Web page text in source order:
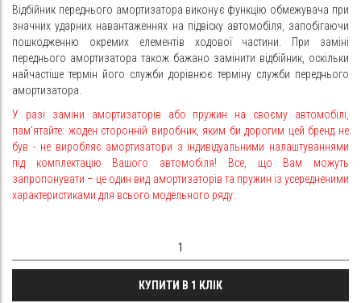
Відбійник переднього амортизатора виконує функцію обмежувача при
значних ударних навантаженнях на підвіску автомобіля, запобігаючи
пошкодженню окремих елементів ходової частини. При заміні
переднього амортизатора також бажано замінити відбійник, оскільки
найчастіше термін його служби дорівнює терміну служби переднього
амортизатора.
У разі заміни амортизаторів або пружин на своєму автомобілі,
пам'ятайте: жоден сторонній виробник, яким би дорогим цей бренд не
був - не виробляє амортизатори з індивідуальними налаштуваннями
під комплектацію Вашого автомобіля! Все, що Вам можуть
запропонувати – це один вид амортизаторів та пружин із усередненими
характеристиками для всього модельного ряду.
КУПИТИ В 1 КЛІК